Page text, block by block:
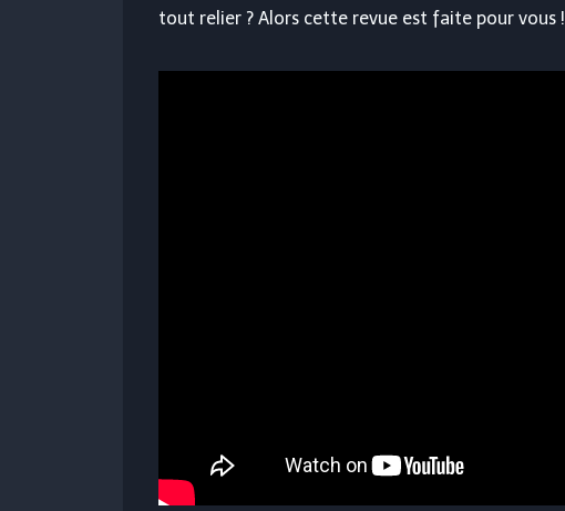
tout relier ? Alors cette revue est faite pour vous !